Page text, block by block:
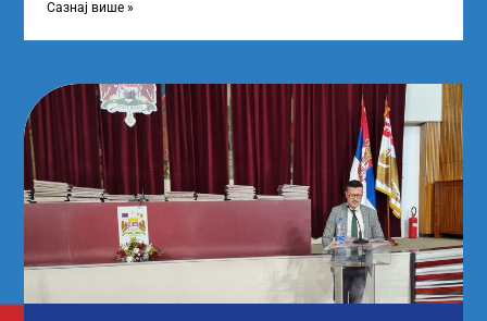
Сазнај више »